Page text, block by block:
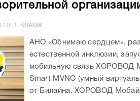
РЕКЛАМА
АНО «Обнимаю сердцем»,
естественной инклюзии,
мобильную связь ХОРОВОД
Smart MVNO (умный
от Билайна. ХОРОВОД